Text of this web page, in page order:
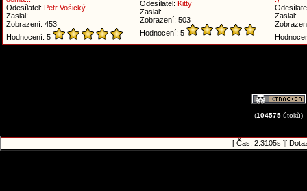
Odesílatel: Petr Vošický
Zaslal:
Zobrazení: 453
Hodnocení: 5
Odesílatel: Kitty
Zaslal:
Zobrazení: 503
Hodnocení: 5
Zaslal:
(104575 útoků)
[ Čas: 2.3105s ][